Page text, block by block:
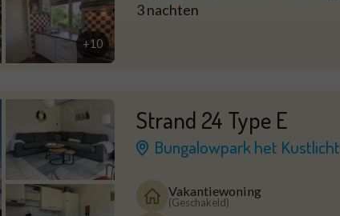
Strand 24 Type E
Bungalowpark het Kustlicht
Vakantiewoning
(Geschakeld)
+10
3 nachten